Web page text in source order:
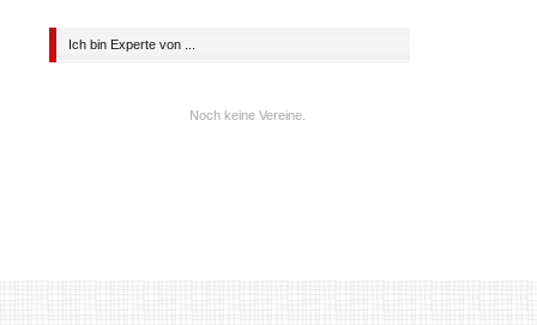
Ich bin Experte von ...
Noch keine Vereine.